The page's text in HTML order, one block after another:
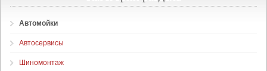
Автомойки
Автосервисы
Шиномонтаж